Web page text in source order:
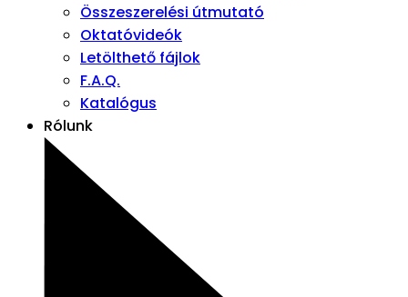
Összeszerelési útmutató
Oktatóvideók
Letölthető fájlok
F.A.Q.
Katalógus
Rólunk